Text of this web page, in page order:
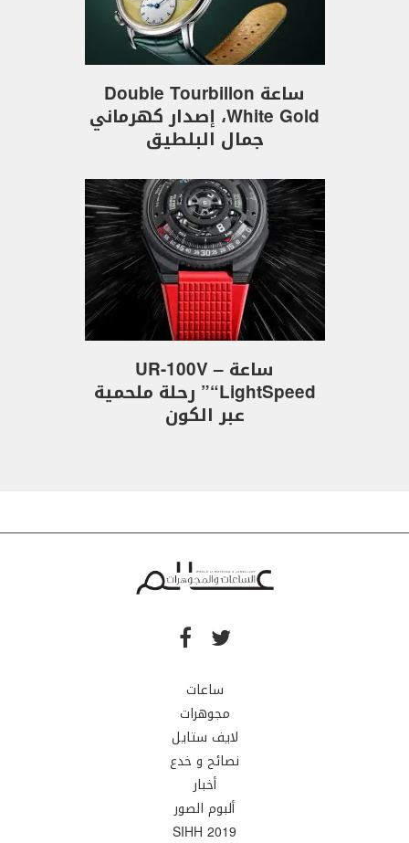
ساعة Double Tourbillon
White Gold، إصدار كهرماني
جمال البلطيق
ساعة UR-100V –
“LightSpeed” رحلة ملحمية
عبر الكون
ساعات
مجوهرات
لايف ستايل
نصائح و خدع
أخبار
ألبوم الصور
SIHH 2019